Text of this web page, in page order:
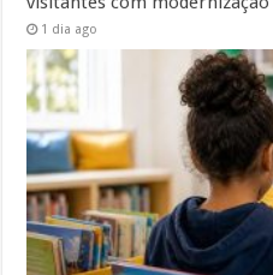
1 dia ago